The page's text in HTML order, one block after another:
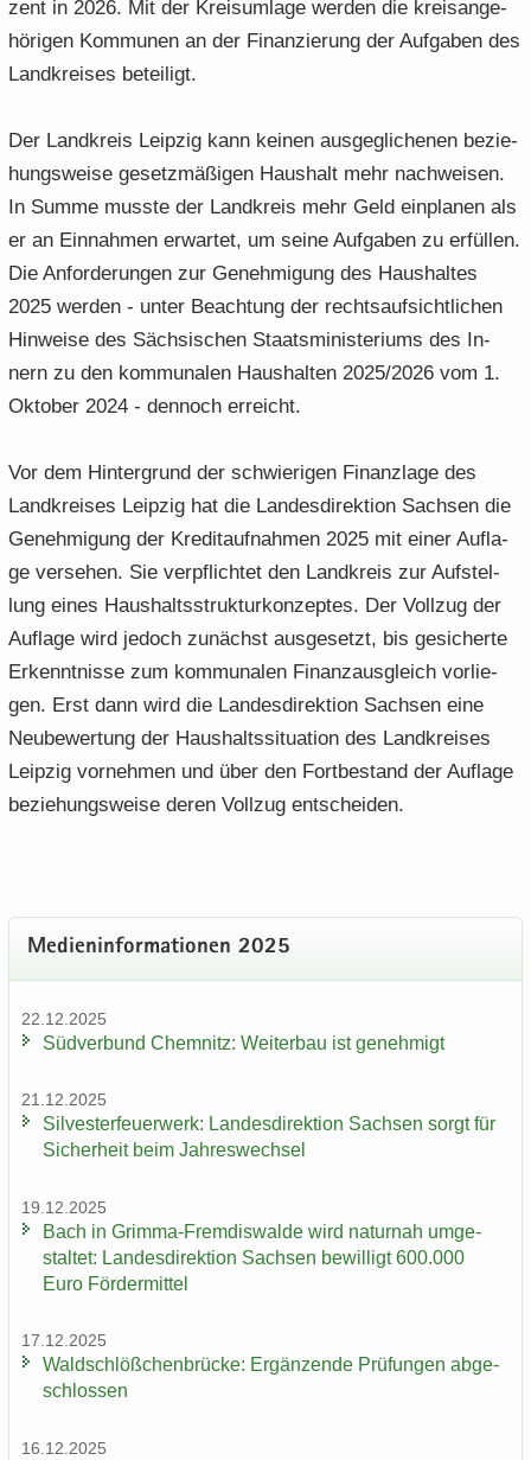
zent in 2026. Mit der Kreis­um­la­ge wer­den die kreis­an­ge­
hö­ri­gen Kom­mu­nen an der Fi­nan­zie­rung der Auf­ga­ben des
Land­krei­ses be­tei­ligt.
Der Land­kreis Leip­zig kann kei­nen aus­ge­gli­che­nen be­zie­
hungs­wei­se ge­setz­mä­ßi­gen Haus­halt mehr nach­wei­sen.
In Summe muss­te der Land­kreis mehr Geld ein­pla­nen als
er an Ein­nah­men er­war­tet, um seine Auf­ga­ben zu er­fül­len.
Die An­for­de­run­gen zur Ge­neh­mi­gung des Haus­hal­tes
2025 wer­den - unter Be­ach­tung der rechts­auf­sicht­li­chen
Hin­wei­se des Säch­si­schen Staats­mi­nis­te­ri­ums des In­
nern zu den kom­mu­na­len Haus­hal­ten 2025/2026 vom 1.
Ok­to­ber 2024 - den­noch er­reicht.
Vor dem Hin­ter­grund der schwie­ri­gen Fi­nanz­la­ge des
Land­krei­ses Leip­zig hat die Lan­des­di­rek­ti­on Sach­sen die
Ge­neh­mi­gung der Kre­dit­auf­nah­men 2025 mit einer Auf­la­
ge ver­se­hen. Sie ver­pflich­tet den Land­kreis zur Auf­stel­
lung eines Haus­halts­struk­tur­kon­zep­tes. Der Voll­zug der
Auf­la­ge wird je­doch zu­nächst aus­ge­setzt, bis ge­si­cher­te
Er­kennt­nis­se zum kom­mu­na­len Fi­nanz­aus­gleich vor­lie­
gen. Erst dann wird die Lan­des­di­rek­ti­on Sach­sen eine
Neu­be­wer­tung der Haus­halts­si­tua­ti­on des Land­krei­ses
Leip­zig vor­neh­men und über den Fort­be­stand der Auf­la­ge
be­zie­hungs­wei­se deren Voll­zug ent­schei­den.
Me­di­en­in­for­ma­tio­nen 2025
22.12.2025
Süd­ver­bund Chem­nitz: Wei­ter­bau ist ge­neh­migt
21.12.2025
Sil­ves­ter­feu­er­werk: Lan­des­di­rek­ti­on Sach­sen sorgt für
Si­cher­heit beim Jah­res­wech­sel
19.12.2025
Bach in Grimma-​Fremdiswalde wird na­tur­nah um­ge­
stal­tet: Lan­des­di­rek­ti­on Sach­sen be­wil­ligt 600.000
Euro För­der­mit­tel
17.12.2025
Wald­schlöß­chen­brü­cke: Er­gän­zen­de Prü­fun­gen ab­ge­
schlos­sen
16.12.2025